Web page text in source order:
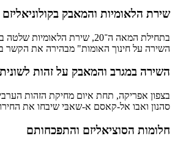
שירת הלאומיות והמאבק בקולוניאליזם
בתחילת המאה ה־20, שירת
השירה על חינוך האומות" מבהירה את הקשר
השירה במגרב והמאבק על זהות
בצפון אפריקה, תחת איום מחיקת הזהות
סהנון ואבו אל-קאסם א-שאבּי שיבחו את
חלומות הסוציאליזם והתפכחותם